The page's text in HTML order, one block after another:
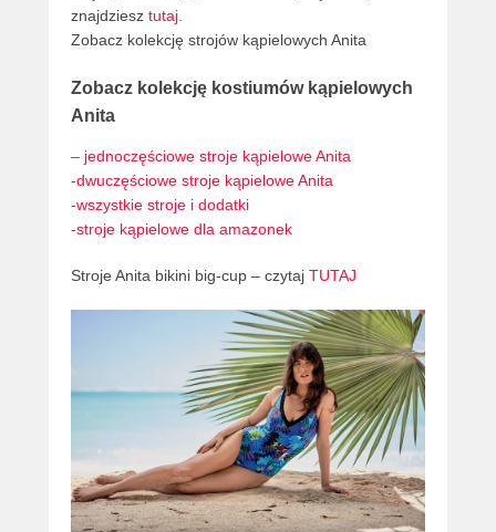
znajdziesz tutaj.
Zobacz kolekcję strojów kąpielowych Anita
Zobacz kolekcję kostiumów kąpielowych
Anita
– jednoczęściowe stroje kąpielowe Anita
-dwuczęściowe stroje kąpielowe Anita
-wszystkie stroje i dodatki
-stroje kąpielowe dla amazonek
Stroje Anita bikini big-cup – czytaj TUTAJ